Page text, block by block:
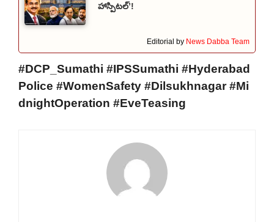
హాస్పిటల్’!
Editorial by News Dabba Team
#DCP_Sumathi #IPSSumathi #Hyderabad
Police #WomenSafety #Dilsukhnagar #Mi
dnightOperation #EveTeasing